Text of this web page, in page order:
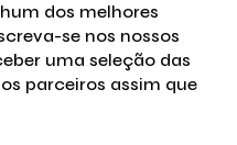
dos melhores
se nos nossos
uma seleção das
parceiros assim que